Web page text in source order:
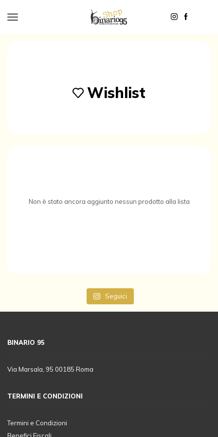
Wishlist
Non è stato ancora aggiunto nessun prodotto alla lista
Seguici
BINARIO 95
Via Marsala, 95 00185 Roma
TERMINI E CONDIZIONI
Termini e Condizioni